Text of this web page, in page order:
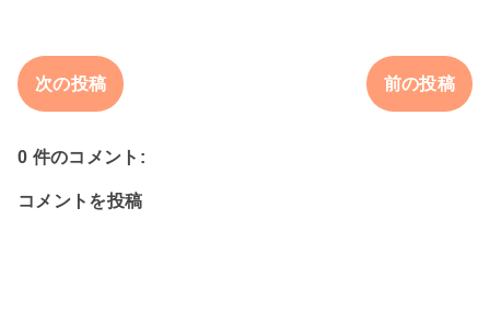
次の投稿 前の投稿
0 件のコメント:
コメントを投稿